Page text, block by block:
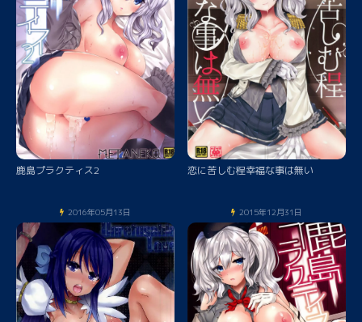
鹿島プラクティス2 恋に苦しむ程幸福な事は無い
2016年05月13日 2015年12月31日